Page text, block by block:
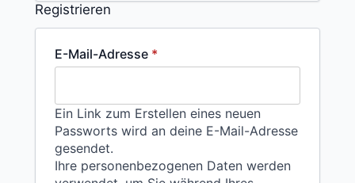
Registrieren
E-Mail-Adresse *Erforderlich
Ein Link zum Erstellen eines neuen
Passworts wird an deine E-Mail-Adresse
gesendet.
Ihre personenbezogenen Daten werden